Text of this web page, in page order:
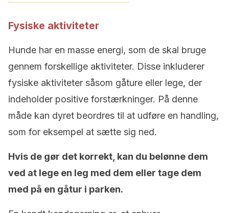
Fysiske aktiviteter
Hunde har en masse energi, som de skal bruge
gennem forskellige aktiviteter. Disse inkluderer
fysiske aktiviteter såsom gåture eller lege, der
indeholder positive forstærkninger. På denne
måde kan dyret beordres til at udføre en handling,
som for eksempel at sætte sig ned.
Hvis de gør det korrekt, kan du belønne dem
ved at lege en leg med dem eller tage dem
med på en gåtur i parken.